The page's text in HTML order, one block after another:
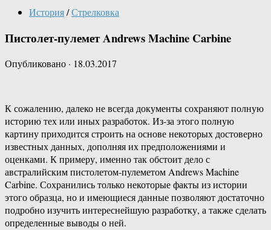
История/Стрелковка
Пистолет-пулемет Andrews Machine Carbine
Опубликовано · 18.03.2017
К сожалению, далеко не всегда документы сохраняют полную
историю тех или иных разработок. Из-за этого полную
картину приходится строить на основе некоторых достоверно
известных данных, дополняя их предположениями и
оценками. К примеру, именно так обстоит дело с
австралийским пистолетом-пулеметом Andrews Machine
Carbine. Сохранились только некоторые факты из истории
этого образца, но и имеющиеся данные позволяют достаточно
подробно изучить интереснейшую разработку, а также сделать
определенные выводы о ней.